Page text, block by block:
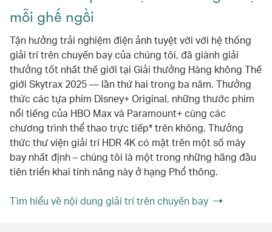
mỗi ghế ngồi
Tận hưởng trải nghiệm điện ảnh tuyệt vời với hệ thống
giải trí trên chuyến bay của chúng tôi, đã giành giải
thưởng tốt nhất thế giới tại Giải thưởng Hàng không Thế
giới Skytrax 2025 — lần thứ hai trong ba năm. Thưởng
thức các tựa phim Disney+ Original, những thước phim
nổi tiếng của HBO Max và Paramount+ cùng các
chương trình thể thao trực tiếp* trên không. Thưởng
thức thư viện giải trí HDR 4K có mặt trên một số máy
bay nhất định – chúng tôi là một trong những hãng đầu
tiên triển khai tính năng này ở hạng Phổ thông.
Tìm hiểu về nội dung giải trí trên chuyến bay